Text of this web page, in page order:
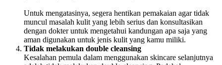
Untuk mengatasinya, segera hentikan pemakaian agar tidak
muncul masalah kulit yang lebih serius dan konsultasikan
dengan dokter untuk mengetahui kandungan apa saja yang
aman digunakan untuk jenis kulit yang kamu miliki.
Tidak melakukan double cleansing
Kesalahan pemula dalam menggunakan skincare selanjutnya